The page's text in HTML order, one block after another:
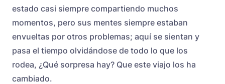
estado casi siempre compartiendo muchos
momentos, pero sus mentes siempre estaban
envueltas por otros problemas; aquí se sientan y
pasa el tiempo olvidándose de todo lo que los
rodea, ¿Qué sorpresa hay? Que este viajo los ha
cambiado.